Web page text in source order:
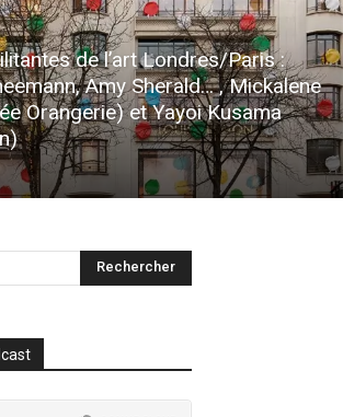
de l’art Londres/Paris :
Amy Sherald… , Mickalene
Orangerie) et Yayoi Kusama